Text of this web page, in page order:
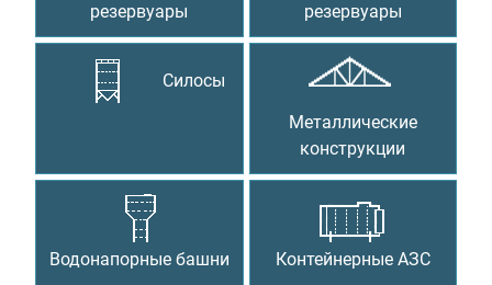
резервуары
резервуары
Силосы
Металлические
конструкции
Водонапорные башни Контейнерные АЗС